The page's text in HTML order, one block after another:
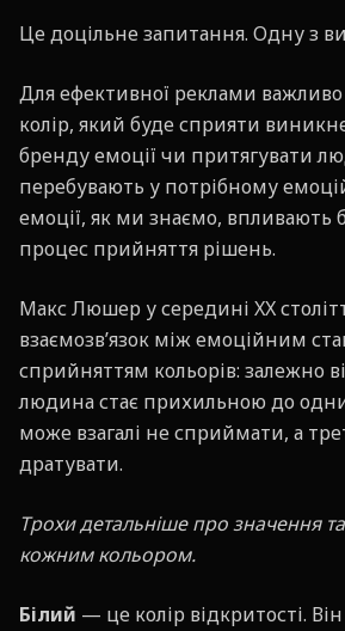
Це доцільне запитання. Одну з
Для ефективної реклами важливо
колір, який буде сприяти
бренду емоції чи притягувати
перебувають у потрібному
емоції, як ми знаємо, впливають
процес прийняття рішень.
Макс Люшер у середині XX
взаємозв’язок між емоційним
сприйняттям кольорів: залежно
людина стає прихильною до
може взагалі не сприймати, а
дратувати.
Трохи детальніше про значення та
кожним кольором.
Білий — це колір відкритості.